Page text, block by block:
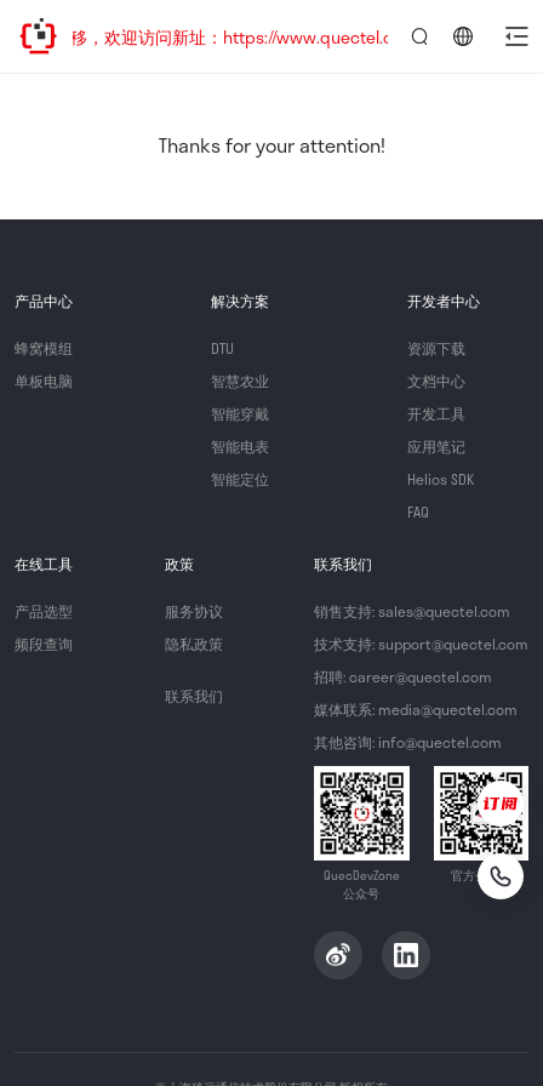
址已迁移，欢迎访问新址：https://www.quectel.com.cn
Thanks for your attention!
产品中心
蜂窝模组
单板电脑
解决方案
DTU
智慧农业
智能穿戴
智能电表
智能定位
开发者中心
资源下载
文档中心
开发工具
应用笔记
Helios SDK
FAQ
在线工具
产品选型
频段查询
政策
服务协议
隐私政策
联系我们
联系我们
销售支持: sales@quectel.com
技术支持: support@quectel.com
招聘: career@quectel.com
媒体联系: media@quectel.com
其他咨询: info@quectel.com
QuecDevZone
公众号
官方公众号